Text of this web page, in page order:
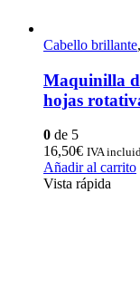
Cabello brillante,
Maquinilla
hojas
0 de 5
16,50€ IVA
Añadir al carrito
Vista rápida